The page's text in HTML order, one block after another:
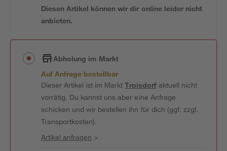
Diesen Artikel können wir dir online leider nicht
anbieten.
Abholung im Markt
Auf Anfrage bestellbar
Dieser Artikel ist im MarktTroisdorfaktuell nicht
vorrätig. Du kannst uns aber eine Anfrage
schicken und wir bestellen ihn für dich (ggf. zzgl.
Transportkosten).
Artikel anfragen >